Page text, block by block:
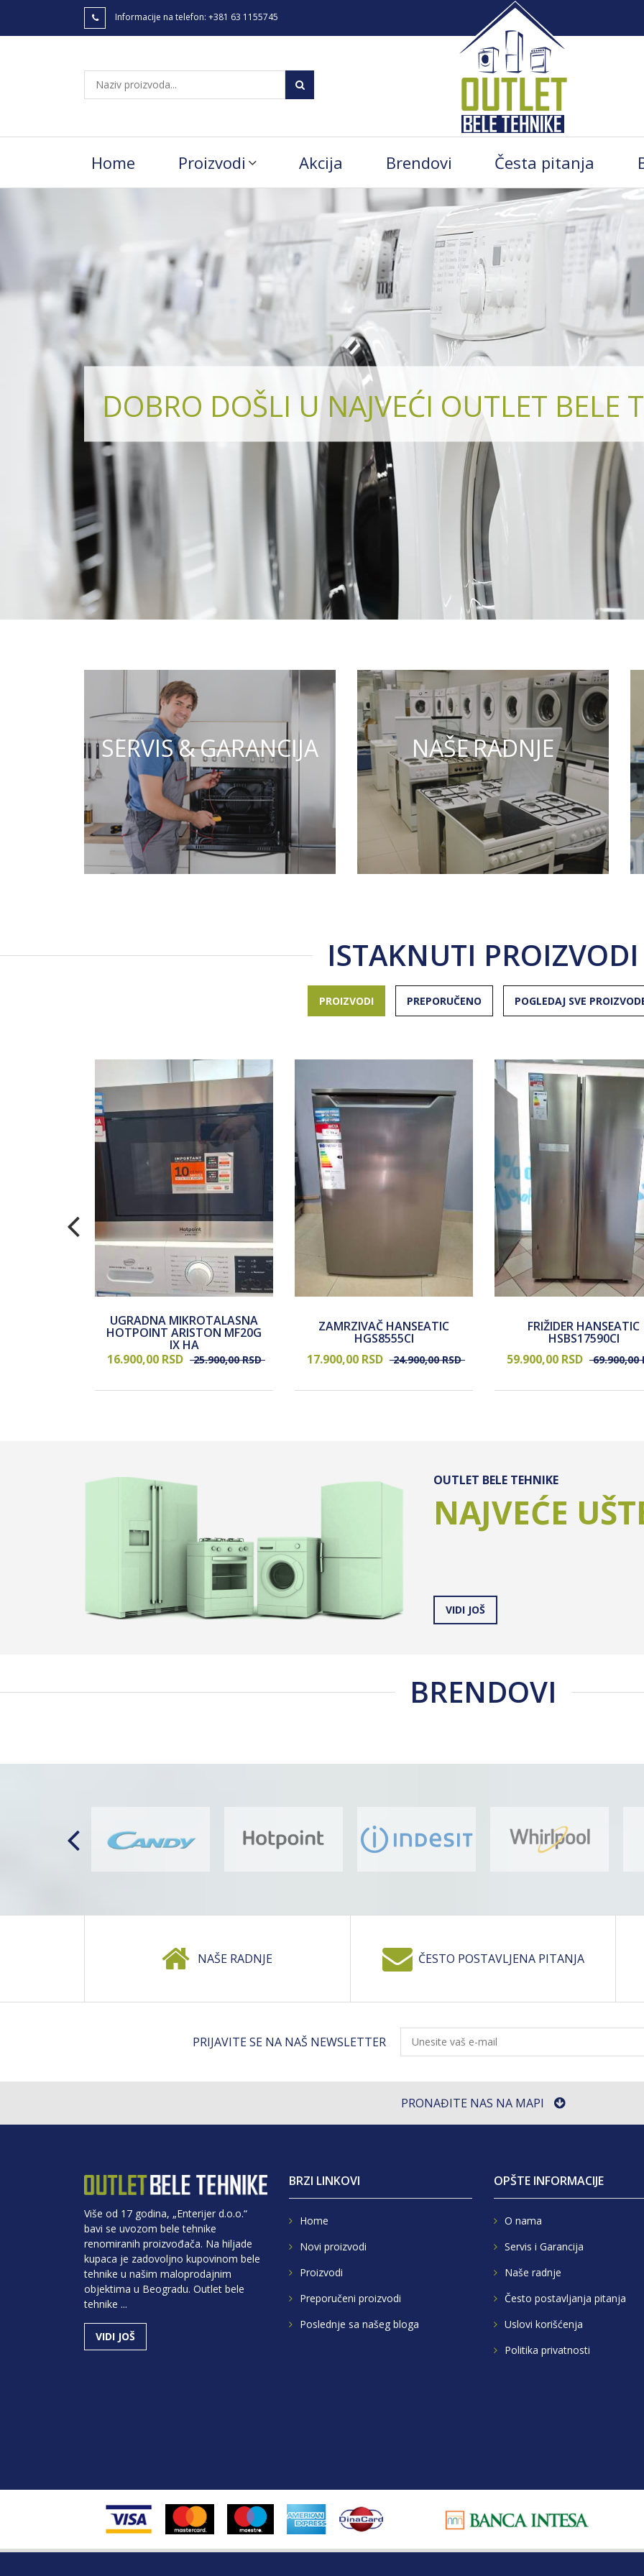
Informacije na telefon: +381 63 1155745
Home Proizvodi Akcija Brendovi Česta pitanja
DOBRO DOŠLI U NAJVEĆI OUTLET BELE
SERVIS & GARANCIJA NAŠE RADNJE
ISTAKNUTI PROIZVODI
PROIZVODI PREPORUČENO POGLEDAJ SVE
UGRADNA MIKROTALASNA
HOTPOINT ARISTON MF20G
IX HA
16.900,00 RSD 25.900,00 RSD
ZAMRZIVAČ HANSEATIC
HGS8555CI
17.900,00 RSD 24.900,00 RSD
FRIŽIDER HANSEATIC
HSBS17590CI
59.900,00 RSD 69.900,00
OUTLET BELE TEHNIKE
NAJVEĆE
VIDI JOŠ
BRENDOVI
NAŠE RADNJE ČESTO POSTAVLJENA PITANJA
PRIJAVITE SE NA NAŠ NEWSLETTER
PRONAĐITE NAS NA MAPI
Više od 17 godina, „Enterijer d.o.o.“
bavi se uvozom bele tehnike
renomiranih proizvođača. Na hiljade
kupaca je zadovoljno kupovinom bele
tehnike u našim maloprodajnim
objektima u Beogradu. Outlet bele
tehnike ...
VIDI JOŠ
BRZI LINKOVI
Home
Novi proizvodi
Proizvodi
Preporučeni proizvodi
Poslednje sa našeg bloga
OPŠTE INFORMACIJE
O nama
Servis i Garancija
Naše radnje
Često postavljanja pitanja
Uslovi korišćenja
Politika privatnosti